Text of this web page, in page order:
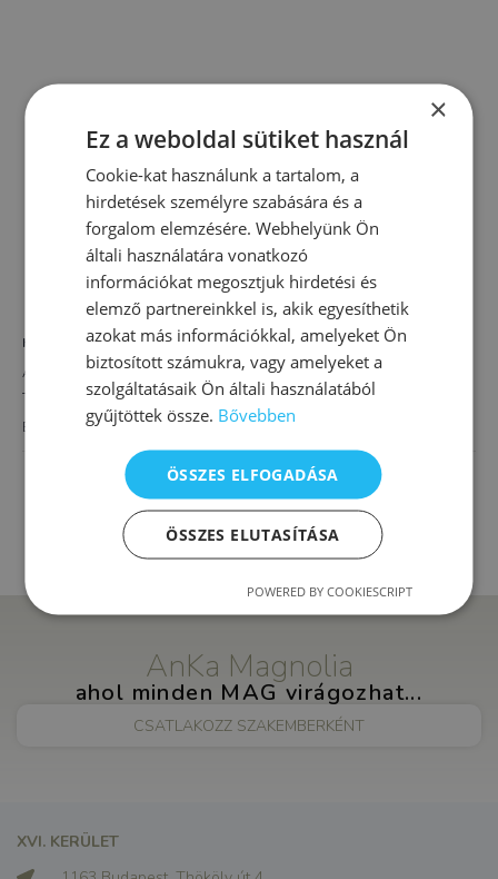
HELYSZÍN
AnKa Magnolia XVI.
Thököly út 4.
Budapest
1163 Magyarország + Google Térkép
Pszichodráma és komplex művészeti
Pszichológiai tanácsadás
AnKa Magnolia
ahol minden MAG virágozhat...
CSATLAKOZZ SZAKEMBERKÉNT
XVI. KERÜLET
×
Ez a weboldal sütiket használ
Cookie-kat használunk a tartalom, a
hirdetések személyre szabására és a
forgalom elemzésére. Webhelyünk Ön
általi használatára vonatkozó
információkat megosztjuk hirdetési és
elemző partnereinkkel is, akik egyesíthetik
azokat más információkkal, amelyeket Ön
biztosított számukra, vagy amelyeket a
szolgáltatásaik Ön általi használatából
gyűjtöttek össze. Bővebben
ÖSSZES ELFOGADÁSA
ÖSSZES ELUTASÍTÁSA
POWERED BY COOKIESCRIPT